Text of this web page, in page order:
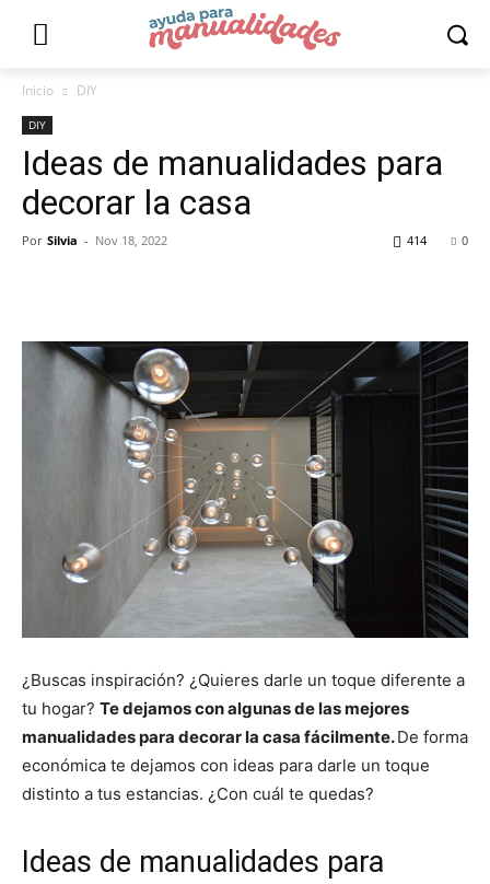
Inicio DIY
DIY
Ideas de manualidades para
decorar la casa
Por Silvia - Nov 18, 2022 0
414
¿Buscas inspiración? ¿Quieres darle un toque diferente a
tu hogar? Te dejamos con algunas de las mejores
manualidades para decorar la casa fácilmente.De forma
económica te dejamos con ideas para darle un toque
distinto a tus estancias. ¿Con cuál te quedas?
Ideas de manualidades para